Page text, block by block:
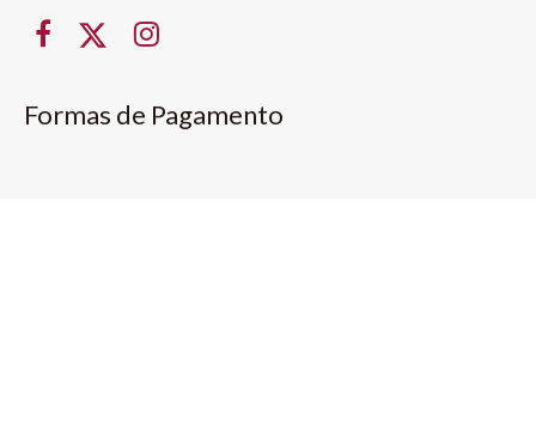
Formas de Pagamento